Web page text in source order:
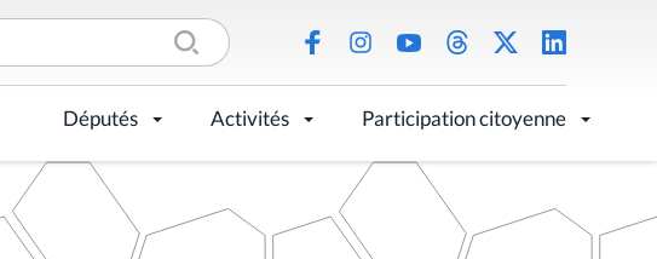
Députés Activités Participation citoyenne